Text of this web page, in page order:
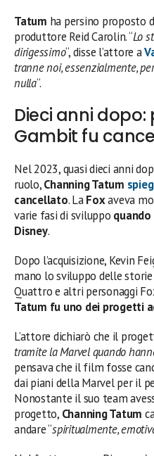
Tatum ha persino proposto
produttore Reid Carolin. “Lo
dirigessimo“, disse l’attore a
tranne noi, essenzialmente,
nulla“.
Dieci anni
Gambit fu
Nel 2023, quasi dieci anni
ruolo,Channing Tatum
cancellato. LaFoxaveva
varie fasi di sviluppo
Disney.
Dopo l’acquisizione, Kevin
mano lo sviluppo delle
Quattro e altri personaggi
Tatum fu uno dei progetti
L’attore dichiarò che il
tramite la Marvel quando
pensava che il film fosse
dai piani della Marvel per il
Nonostante il suo team
progetto, Channing Tatum
andare “spiritualmente,